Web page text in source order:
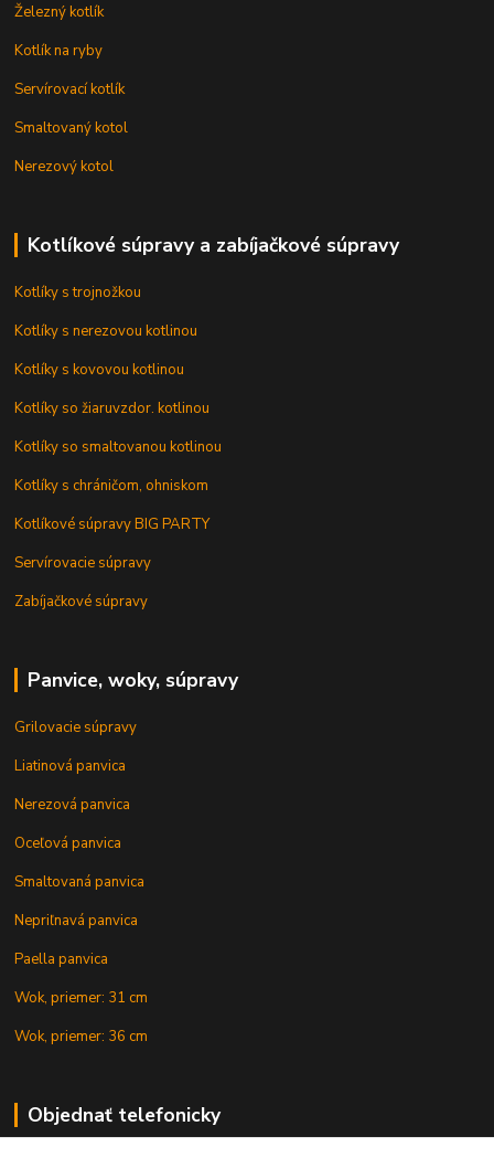
Železný kotlík
Kotlík na ryby
Servírovací kotlík
Smaltovaný kotol
Nerezový kotol
Kotlíkové súpravy a zabíjačkové súpravy
Kotlíky s trojnožkou
Kotlíky s nerezovou kotlinou
Kotlíky s kovovou kotlinou
Kotlíky so žiaruvzdor. kotlinou
Kotlíky so smaltovanou kotlinou
Kotlíky s chráničom, ohniskom
Kotlíkové súpravy BIG PARTY
Servírovacie súpravy
Zabíjačkové súpravy
Panvice, woky, súpravy
Grilovacie súpravy
Liatinová panvica
Nerezová panvica
Oceľová panvica
Smaltovaná panvica
Nepriľnavá panvica
Paella panvica
Wok, priemer: 31 cm
Wok, priemer: 36 cm
Objednať telefonicky